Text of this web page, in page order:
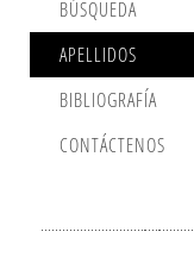
BÚSQUEDA
APELLIDOS
BIBLIOGRAFÍA
CONTÁCTENOS